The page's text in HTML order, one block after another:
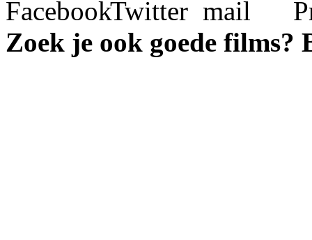
Zoek je ook goede films?